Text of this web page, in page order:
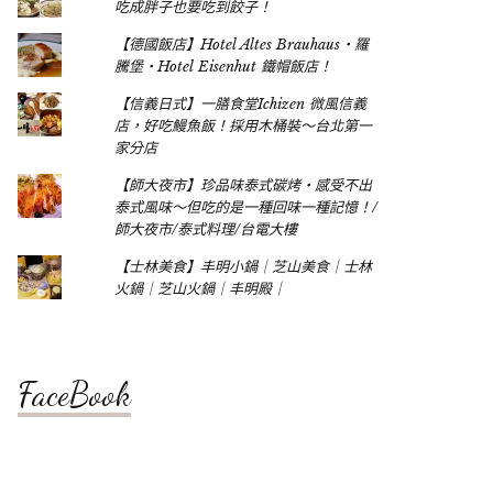
吃成胖子也要吃到餃子！
【德國飯店】Hotel Altes Brauhaus‧羅
騰堡‧Hotel Eisenhut 鐵帽飯店！
【信義日式】一膳食堂Ichizen 微風信義
店，好吃鰻魚飯！採用木桶裝～台北第一
家分店
【師大夜市】珍品味泰式碳烤‧感受不出
泰式風味～但吃的是一種回味一種記憶！/
師大夜市/泰式料理/台電大樓
【士林美食】丰明小鍋｜芝山美食｜士林
火鍋｜芝山火鍋｜丰明殿｜
FaceBook